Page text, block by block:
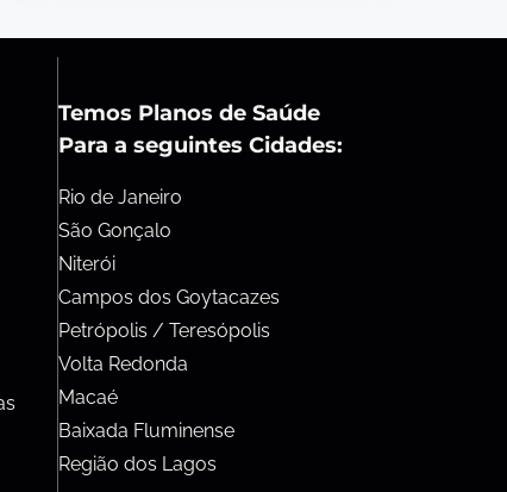
Temos Planos de Saúde
Para a seguintes Cidades:
Rio de Janeiro
São Gonçalo
Niterói
Campos dos Goytacazes
Petrópolis / Teresópolis
Volta Redonda
Macaé
Baixada Fluminense
Região dos Lagos